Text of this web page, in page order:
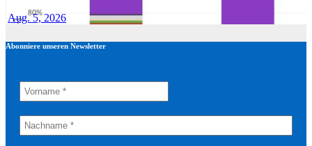
Aug. 5, 2026
Abonniere unseren Newsletter